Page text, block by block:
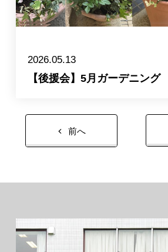
2026.05.13
【後援会】5月ガーデニング
前へ